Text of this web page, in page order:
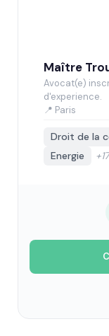
Maître
Avocat(e)
d'experience.
📍 Paris
Droit de la
Energie